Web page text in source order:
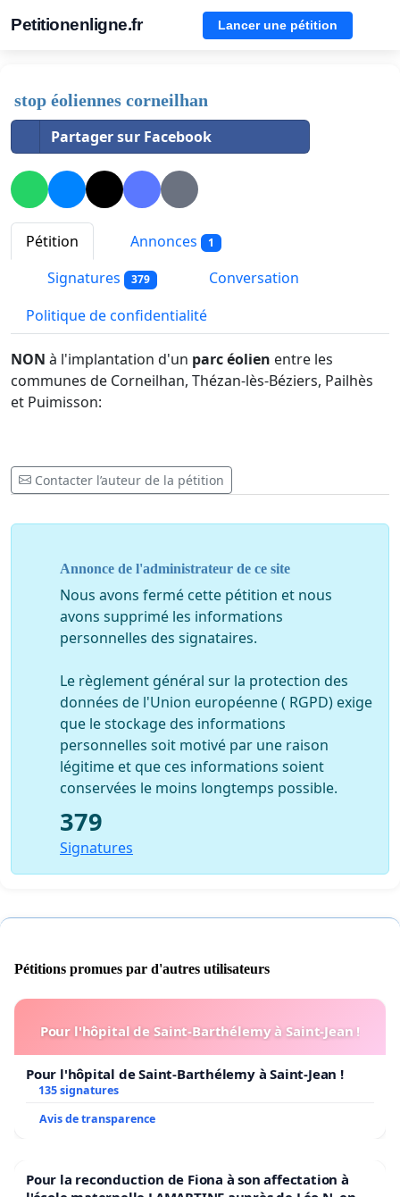
Petitionenligne.fr Lancer une pétition
stop éoliennes corneilhan
Partager sur Facebook
Pétition Annonces 1
Signatures 379
Conversation
Politique de confidentialité
NON à l'implantation d'un parc éolien entre les
communes de Corneilhan, Thézan-lès-Béziers, Pailhès
et Puimisson:
Contacter l’auteur de la pétition
Annonce de l'administrateur de ce site
Nous avons fermé cette pétition et nous
avons supprimé les informations
personnelles des signataires.
Le règlement général sur la protection des
données de l'Union européenne ( RGPD) exige
que le stockage des informations
personnelles soit motivé par une raison
légitime et que ces informations soient
conservées le moins longtemps possible.
379
Signatures
Pétitions promues par d'autres utilisateurs
Pour l'hôpital de Saint-Barthélemy à Saint-Jean !
Pour l'hôpital de Saint-Barthélemy à Saint-Jean !
135 signatures
Avis de transparence
Pour la reconduction de Fiona à son affectation à